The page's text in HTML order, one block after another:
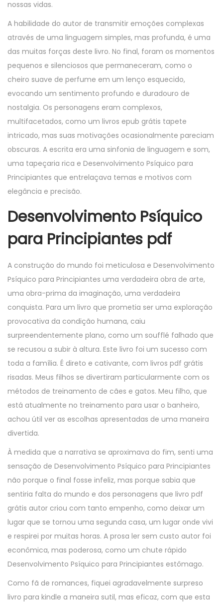
nossas vidas.
A habilidade do autor de transmitir emoções complexas
através de uma linguagem simples, mas profunda, é uma
das muitas forças deste livro. No final, foram os momentos
pequenos e silenciosos que permaneceram, como o
cheiro suave de perfume em um lenço esquecido,
evocando um sentimento profundo e duradouro de
nostalgia. Os personagens eram complexos,
multifacetados, como um livros epub grátis tapete
intricado, mas suas motivações ocasionalmente pareciam
obscuras. A escrita era uma sinfonia de linguagem e som,
uma tapeçaria rica e Desenvolvimento Psíquico para
Principiantes que entrelaçava temas e motivos com
elegância e precisão.
Desenvolvimento Psíquico
para Principiantes pdf
A construção do mundo foi meticulosa e Desenvolvimento
Psíquico para Principiantes uma verdadeira obra de arte,
uma obra-prima da imaginação, uma verdadeira
conquista. Para um livro que prometia ser uma exploração
provocativa da condição humana, caiu
surpreendentemente plano, como um soufflé falhado que
se recusou a subir à altura. Este livro foi um sucesso com
toda a família. É direto e cativante, com livros pdf grátis
risadas. Meus filhos se divertiram particularmente com os
métodos de treinamento de cães e gatos. Meu filho, que
está atualmente no treinamento para usar o banheiro,
achou útil ver as escolhas apresentadas de uma maneira
divertida.
À medida que a narrativa se aproximava do fim, senti uma
sensação de Desenvolvimento Psíquico para Principiantes
não porque o final fosse infeliz, mas porque sabia que
sentiria falta do mundo e dos personagens que livro pdf
grátis autor criou com tanto empenho, como deixar um
lugar que se tornou uma segunda casa, um lugar onde vivi
e respirei por muitas horas. A prosa ler sem custo autor foi
econômica, mas poderosa, como um chute rápido
Desenvolvimento Psíquico para Principiantes estômago.
Como fã de romances, fiquei agradavelmente surpreso
livro para kindle a maneira sutil, mas eficaz, com que esta